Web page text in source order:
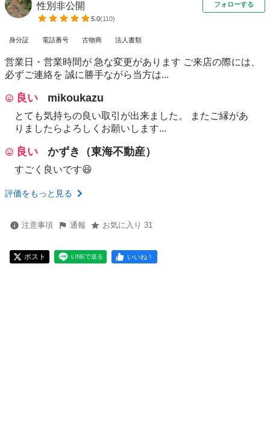
性別非公開
5.0(110)
フォローする
身分証 電話番号 古物商 法人書類
営業日・営業時間が 急な変更があります ご来店の際には、
必ずご連絡を 誠に勝手ながら当方は...
良い mikoukazu
とても気持ちの良い取引が出来ました。 またご縁があ
りましたらよろしくお願いします...
良い かずき（東海不動産）
すごく良いです😆
評価をもっと見る
注意事項 通報 お気に入り 31
ポスト LINEで送る いいね！